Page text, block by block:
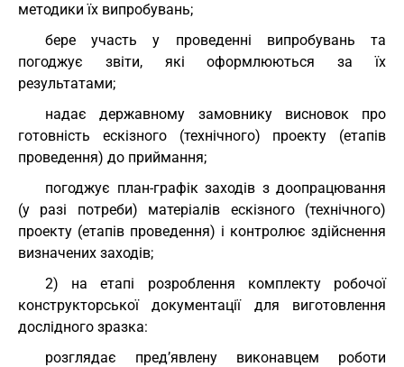
методики їх випробувань;
бере участь у проведенні випробувань та
погоджує звіти, які оформлюються за їх
результатами;
надає державному замовнику висновок про
готовність ескізного (технічного) проекту (етапів
проведення) до приймання;
погоджує план-графік заходів з доопрацювання
(у разі потреби) матеріалів ескізного (технічного)
проекту (етапів проведення) і контролює здійснення
визначених заходів;
2) на етапі розроблення комплекту робочої
конструкторської документації для виготовлення
дослідного зразка:
розглядає пред’явлену виконавцем роботи